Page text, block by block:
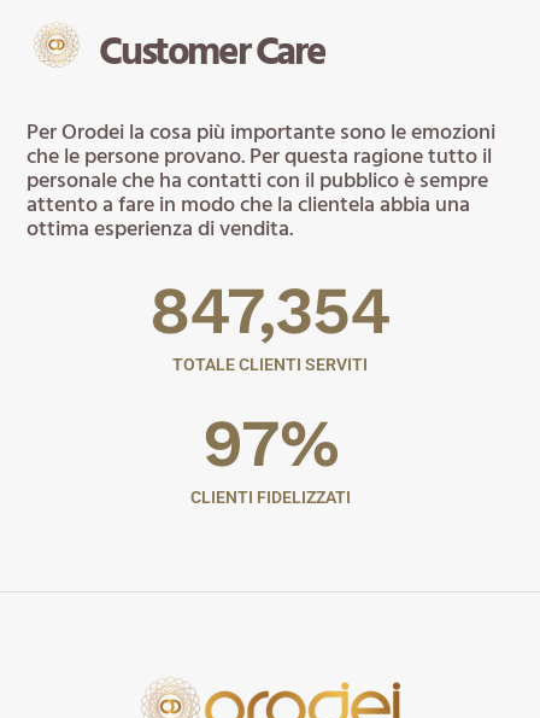
Customer Care
Per Orodei la cosa più importante sono le emozioni
che le persone provano. Per questa ragione tutto il
personale che ha contatti con il pubblico è sempre
attento a fare in modo che la clientela abbia una
ottima esperienza di vendita.
TOTALE CLIENTI SERVITI
847,354
CLIENTI FIDELIZZATI
97%